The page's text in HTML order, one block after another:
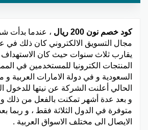
كود خصم نون 200 ريال
، عندما بدأت
يقارب ثلاث سنوات حيث كان الاستهداف
المنتجات الكترونيا للمستخدمين في
الحالي أعلنت الشركة عن نيتها
و بعد عدة أشهر تمكنت بالفعل من ذلك
متوفرة في الدول الثلاثة فقط ، و ربما
الايصال الى مختلف الاسواق العربية .